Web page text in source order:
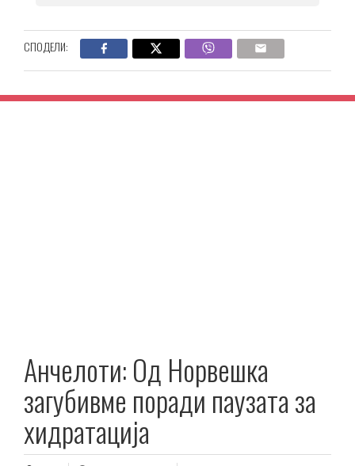
СПОДЕЛИ:
Анчелоти: Од Норвешка
загубивме поради паузата за
хидратација